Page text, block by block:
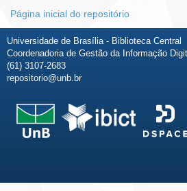
Página inicial do repositório
Universidade de Brasília - Biblioteca Central
Coordenadoria de Gestão da Informação
(61) 3107-2683
repositorio@unb.br